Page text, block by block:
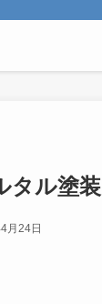
タル塗装
月24日